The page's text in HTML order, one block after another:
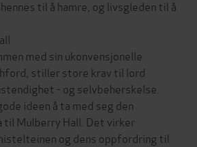
til å hamre, og livsgleden til å
med sin ukonvensjonelle
stiller store krav til lord
- og selvbeherskelse.
ideen å ta med seg den
til Mulberry Hall. Det virker
og dens oppfordring til